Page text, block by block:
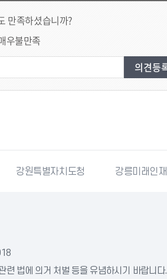
만족하셨습니까?
우불만족
치도청 강릉미래인재육성재단
련 법에 의거 처벌 등을 유념하시기 바랍니다.